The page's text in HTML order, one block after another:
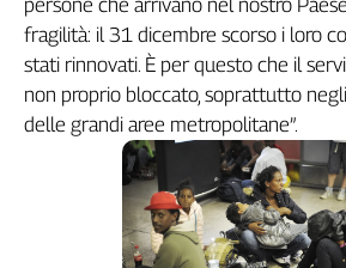
tv
Work
Progress
persone che arrivano nel nostro
fragilità: il 31 dicembre scorso i loro
stati rinnovati. È per questo che il
non proprio bloccato, soprattutto
delle grandi aree metropolitane”.